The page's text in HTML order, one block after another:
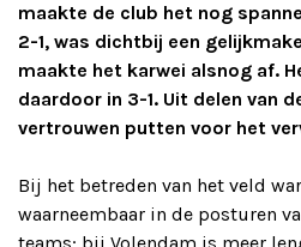
maakte de club het nog
2-1, was dichtbij een
maakte het karwei alsnog af.
daardoor in 3-1. Uit delen van
vertrouwen putten voor het
Bij het betreden van het veld
waarneembaar in de posturen